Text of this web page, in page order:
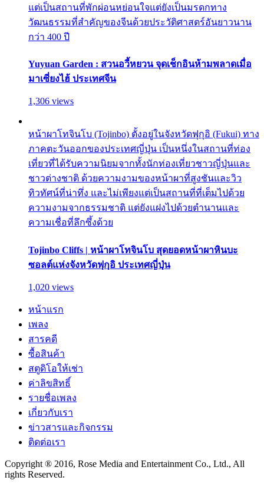
แต่เป็นสถานที่พักผ่อนหย่อนใจแต่ยังเป็นมรดกทาง
วัฒนธรรมที่สำคัญของจีนด้วยประวัติศาสตร์อันยาวนาน
กว่า 400 ปี
Yuyuan Garden : สวนอวี้หยวน จุดเช็กอินห้ามพลาดเมื่อ
มาเซี่ยงไฮ้ ประเทศจีน
1,306 views
หน้าผาโทจินโบ (Tojinbo) ตั้งอยู่ในจังหวัดฟุกุอิ (Fukui) ทาง
ภาคตะวันออกของประเทศญี่ปุ่น เป็นหนึ่งในสถานที่ท่อง
เที่ยวที่ได้รับความนิยมจากทั้งนักท่องเที่ยวชาวญี่ปุ่นและ
ชาวต่างชาติ ด้วยความงามของหน้าผาที่สูงชันและวิว
ทิวทัศน์ที่น่าทึ่ง และไม่เพียงแต่เป็นสถานที่ที่เต็มไปด้วย
ความงามจากธรรมชาติ แต่ยังแฝงไปด้วยตำนานและ
ความเชื่อที่ลึกซึ้งด้วย
Tojinbo Cliffs | หน้าผาโทจินโบ สุดยอดหน้าผาหินบะ
ซอลต์แห่งจังหวัดฟุกุอิ ประเทศญี่ปุ่น
1,020 views
หน้าแรก
เพลง
สารคดี
ซื้อสินค้า
สตูดิโอให้เช่า
ค่าลิขสิทธิ์
รายชื่อเพลง
เกี่ยวกับเรา
ข่าวสารและกิจกรรม
ติดต่อเรา
Copyright ® 2016, Rose Media and Entertainment Co., Ltd., All
rights Reserved.